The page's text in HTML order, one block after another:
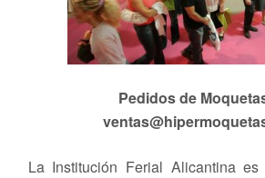
Pedidos de
La Institución Ferial Alicantina